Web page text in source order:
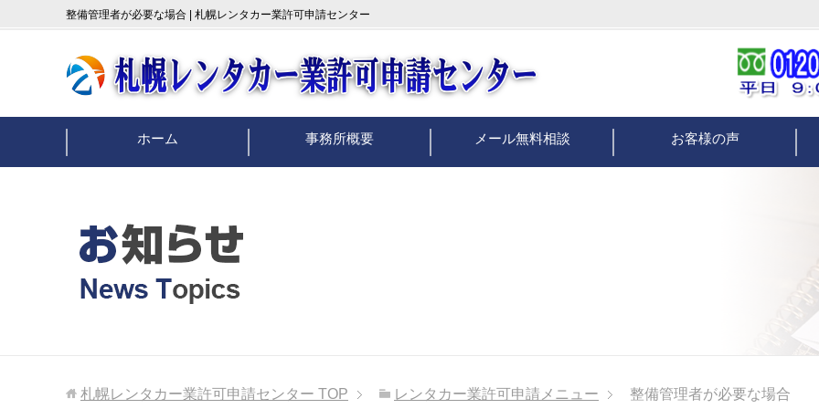
整備管理者が必要な場合 | 札幌レンタカー業許可申請センター
ホーム 事務所概要 メール無料相談 お客様の声
札幌レンタカー業許可申請センター TOP レンタカー業許可申請メニュー 整備管理者が必要な場合